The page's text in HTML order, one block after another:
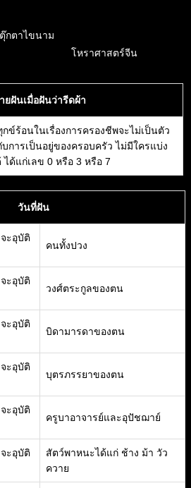
ตุ๊กตาไขนาม
โหราศาสตร์จีน
ยฝันเมื่อฝันว่ารีดผ้า
ข์ร้อนในเรื่องการครองชีพจะไม่เป็นตัว
บการเป็นอยู่ของครอบครัว ไม่มีใครแบ่ง
ด้แก่เลข 0 หรือ 3 หรือ 7
วันที่ฝัน
ะอุบัติ
คนทั้งปวง
ะอุบัติ
วงศ์ตระกูลของตน
ะอุบัติ
บิดามารดาของตน
ะอุบัติ
บุตรภรรยาของตน
ะอุบัติ
ครูบาอาจารย์และอุปัชฌาย์
ะอุบัติ
สัตว์พาหนะได้แก่ ช้าง ม้า วัว
ควาย